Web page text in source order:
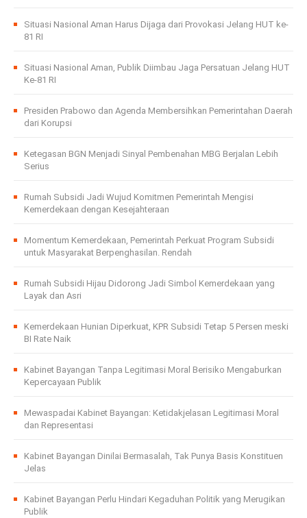
Situasi Nasional Aman Harus Dijaga dari Provokasi Jelang HUT ke-
81 RI
Situasi Nasional Aman, Publik Diimbau Jaga Persatuan Jelang HUT
Ke-81 RI
Presiden Prabowo dan Agenda Membersihkan Pemerintahan Daerah
dari Korupsi
Ketegasan BGN Menjadi Sinyal Pembenahan MBG Berjalan Lebih
Serius
Rumah Subsidi Jadi Wujud Komitmen Pemerintah Mengisi
Kemerdekaan dengan Kesejahteraan
Momentum Kemerdekaan, Pemerintah Perkuat Program Subsidi
untuk Masyarakat Berpenghasilan. Rendah
Rumah Subsidi Hijau Didorong Jadi Simbol Kemerdekaan yang
Layak dan Asri
Kemerdekaan Hunian Diperkuat, KPR Subsidi Tetap 5 Persen meski
BI Rate Naik
Kabinet Bayangan Tanpa Legitimasi Moral Berisiko Mengaburkan
Kepercayaan Publik
Mewaspadai Kabinet Bayangan: Ketidakjelasan Legitimasi Moral
dan Representasi
Kabinet Bayangan Dinilai Bermasalah, Tak Punya Basis Konstituen
Jelas
Kabinet Bayangan Perlu Hindari Kegaduhan Politik yang Merugikan
Publik